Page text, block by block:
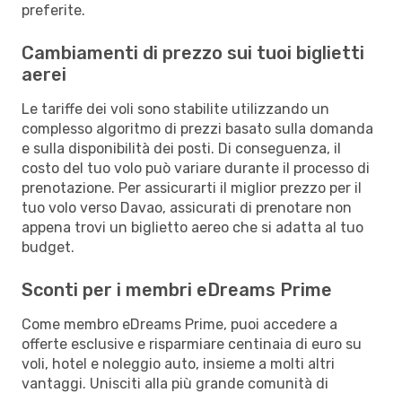
preferite.
Cambiamenti di prezzo sui tuoi biglietti
aerei
Le tariffe dei voli sono stabilite utilizzando un
complesso algoritmo di prezzi basato sulla domanda
e sulla disponibilità dei posti. Di conseguenza, il
costo del tuo volo può variare durante il processo di
prenotazione. Per assicurarti il miglior prezzo per il
tuo volo verso Davao, assicurati di prenotare non
appena trovi un biglietto aereo che si adatta al tuo
budget.
Sconti per i membri eDreams Prime
Come membro eDreams Prime, puoi accedere a
offerte esclusive e risparmiare centinaia di euro su
voli, hotel e noleggio auto, insieme a molti altri
vantaggi. Unisciti alla più grande comunità di